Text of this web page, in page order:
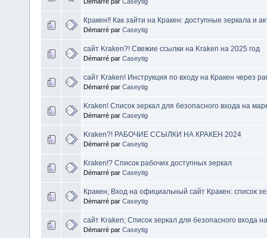
Кракен!! Как зайти на Кракен: доступные зеркала и
Démarré par Caseytig
сайт Kraken?! Свежие ссылки на Kraken на 2025 год
Démarré par Caseytig
сайт Kraken! Инструкция по входу на Кракен через
Démarré par Caseytig
Kraken! Список зеркал для безопасного входа на
Démarré par Caseytig
Kraken?! РАБОЧИЕ ССЫЛКИ НА КРАКЕН 2024
Démarré par Caseytig
Kraken!? Список рабочих доступных зеркал
Démarré par Caseytig
Кракен; Вход на официальный сайт Кракен: список
Démarré par Caseytig
сайт Kraken; Список зеркал для безопасного входа
Démarré par Caseytig